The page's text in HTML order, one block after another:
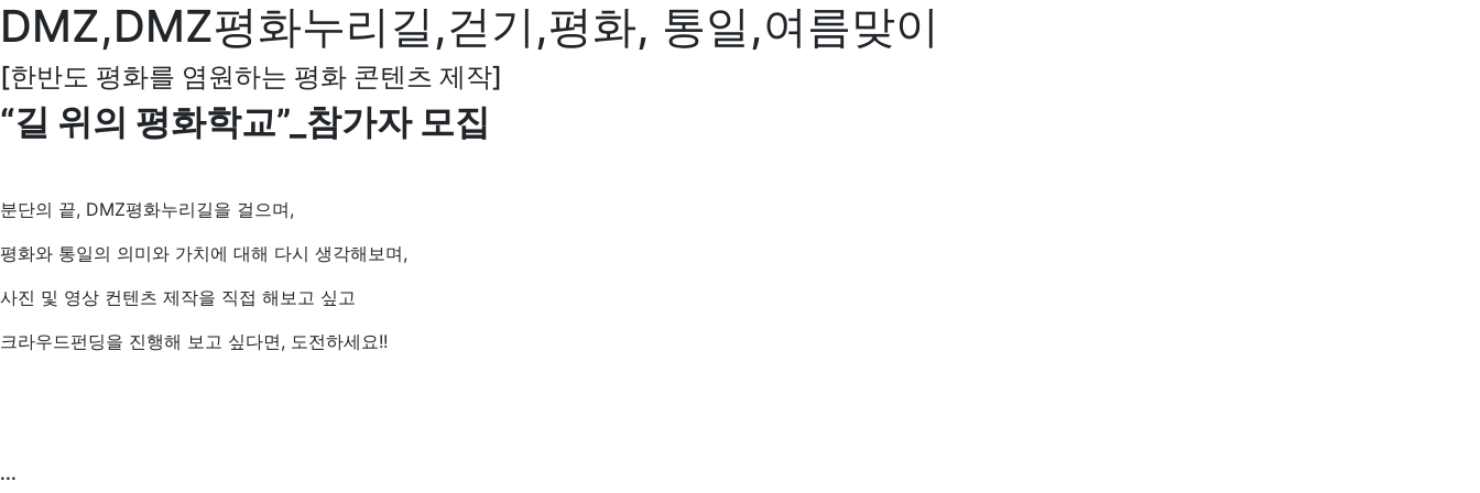
DMZ,DMZ평화누리길,걷기,평화, 통일,여름맞이
[한반도 평화를 염원하는 평화 콘텐츠 제작]
“길 위의 평화학교”_참가자 모집
분단의 끝, DMZ평화누리길을 걸으며,
평화와 통일의 의미와 가치에 대해 다시 생각해보며,
사진 및 영상 컨텐츠 제작을 직접 해보고 싶고
크라우드펀딩을 진행해 보고 싶다면, 도전하세요!!
...